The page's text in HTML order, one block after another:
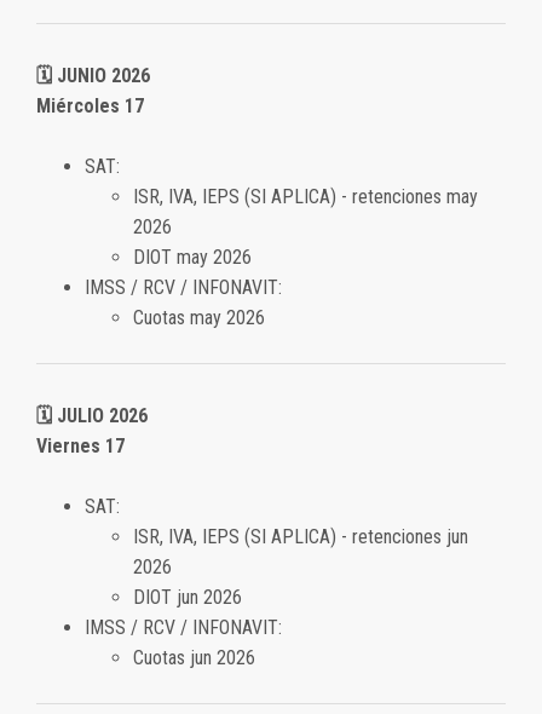
🗓️ JUNIO 2026
Miércoles 17
SAT:
ISR, IVA, IEPS (SI APLICA) - retenciones may
2026
DIOT may 2026
IMSS / RCV / INFONAVIT:
Cuotas may 2026
🗓️ JULIO 2026
Viernes 17
SAT:
ISR, IVA, IEPS (SI APLICA) - retenciones jun
2026
DIOT jun 2026
IMSS / RCV / INFONAVIT:
Cuotas jun 2026